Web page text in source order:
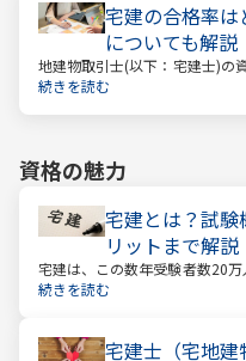
宅建の合格率
についても解説
地建物取引士(以下：宅建士)の
人気資格。 その試験の合格率
続きを読む
資格の魅力
宅建とは？試
リットまで解説
宅建は、この数年受験者数20
産業に携わる人をはじめ、他業
続きを読む
宅建士（宅地